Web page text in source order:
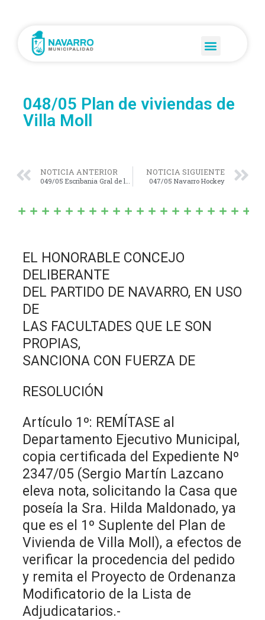
048/05 Plan de viviendas de
Villa Moll
NOTICIA ANTERIOR
049/05 Escribania Gral de la Pcia
NOTICIA SIGUIENTE
047/05 Navarro Hockey
EL HONORABLE CONCEJO
DELIBERANTE
DEL PARTIDO DE NAVARRO, EN USO
DE
LAS FACULTADES QUE LE SON
PROPIAS,
SANCIONA CON FUERZA DE
RESOLUCIÓN
Artículo 1º: REMÍTASE al
Departamento Ejecutivo Municipal,
copia certificada del Expediente Nº
2347/05 (Sergio Martín Lazcano
eleva nota, solicitando la Casa que
poseía la Sra. Hilda Maldonado, ya
que es el 1º Suplente del Plan de
Vivienda de Villa Moll), a efectos de
verificar la procedencia del pedido
y remita el Proyecto de Ordenanza
Modificatorio de la Lista de
Adjudicatarios.-